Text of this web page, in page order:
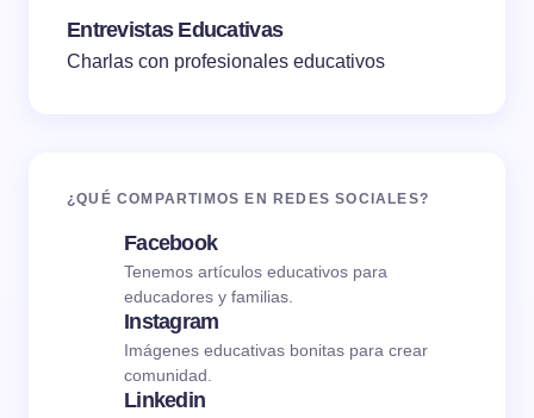
Entrevistas Educativas
Charlas con profesionales educativos
¿QUÉ COMPARTIMOS EN REDES SOCIALES?
Facebook
Tenemos artículos educativos para
educadores y familias.
Instagram
Imágenes educativas bonitas para crear
comunidad.
Linkedin